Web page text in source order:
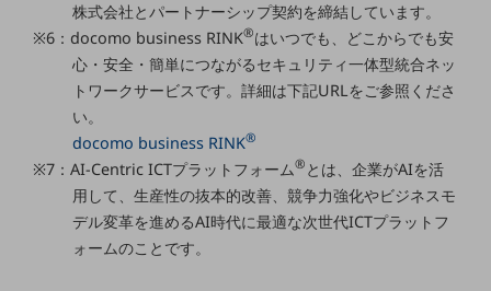
会社案内パンフレット
ニュースルーム
ニュースルームTOP
ニュースリリース
地域からの発表
重要なお知らせ
株式会社とパートナーシップ契約を締結しています。
※6：docomo business RINK®はいつでも、どこからでも安
心・安全・簡単につながるセキュリティ一体型統合ネッ
トワークサービスです。詳細は下記URLをご参照くださ
い。
docomo business RINK®
※7：AI-Centric ICTプラットフォーム® とは、企業がAIを活
用して、生産性の抜本的改善、競争力強化やビジネスモ
デル変革を進めるAI時代に最適な次世代ICTプラットフ
ォームのことです。